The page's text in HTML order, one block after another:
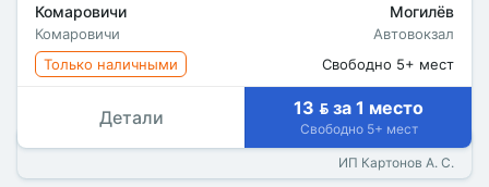
Комаровичи
Комаровичи
Могилёв
Автовокзал
Только наличными
Свободно 5+ мест
Детали 13  за 1 место
Свободно 5+ мест
ИП Картонов А. С.